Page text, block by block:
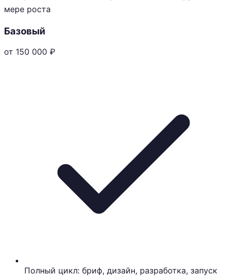
мере роста
Базовый
от 150 000 ₽
Полный цикл: бриф, дизайн, разработка, запуск